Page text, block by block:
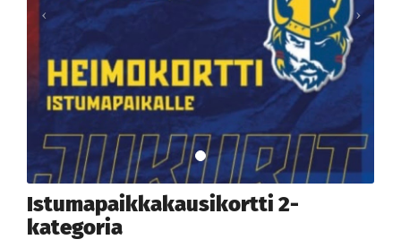
Istumapaikkakausikortti 2-
kategoria